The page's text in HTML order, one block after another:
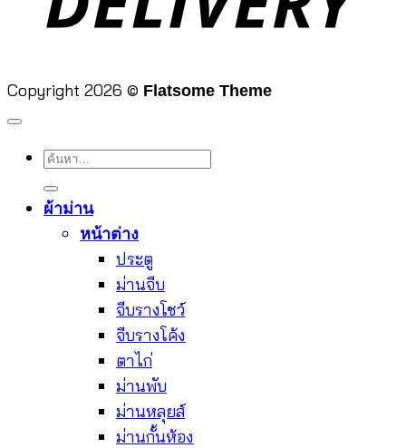
Copyright 2026 © Flatsome Theme
ค้นหา:
ผ้าม่าน
หน้าต่าง
ประตู
ม่านจีบ
จีบรางโชว์
จีบรางโค้ง
ตาไก่
ม่านพับ
ม่านหลุยส์
ม่านกั้นห้อง